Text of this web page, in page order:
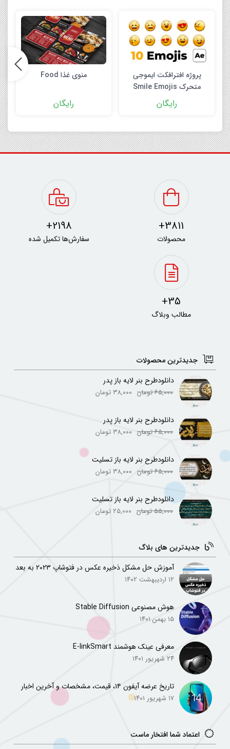
پروژه افترافکت ایموجی
متحرک Smile Emojis
After Effects
رایگان
منوی غذا Food
رایگان
3811+
محصولات
2198+
سفارش‌ها تکمیل شده
35+
مطالب وبلاگ
جدیدترین محصولات
دانلودطرح بنر لایه باز پدر
۶۵,۰۰۰تومان ۳۸,۰۰۰تومان
دانلودطرح بنر لایه باز پدر
۶۵,۰۰۰تومان ۳۸,۰۰۰تومان
دانلودطرح بنر لایه باز تسلیت
۶۵,۰۰۰تومان ۳۸,۰۰۰تومان
دانلودطرح بنر لایه باز تسلیت
۵۵,۰۰۰تومان ۲۵,۰۰۰ تومان
جدیدترین های بلاگ
آموزش حل مشکل ذخیره عکس در فتوشاپ ۲۰۲۳ به بعد
۱۲ اردیبهشت ۱۴۰۲
هوش مصنوعی Stable Diffusion
۱۵ بهمن ۱۴۰۱
معرفی عینک هوشمند E-linkSmart
۲۴ شهریور ۱۴۰۱
تاریخ عرضه آیفون ۱۴، قیمت، مشخصات و آخرین اخبار
۱۷ شهریور ۱۴۰۱
اعتماد شما افتخار ماست